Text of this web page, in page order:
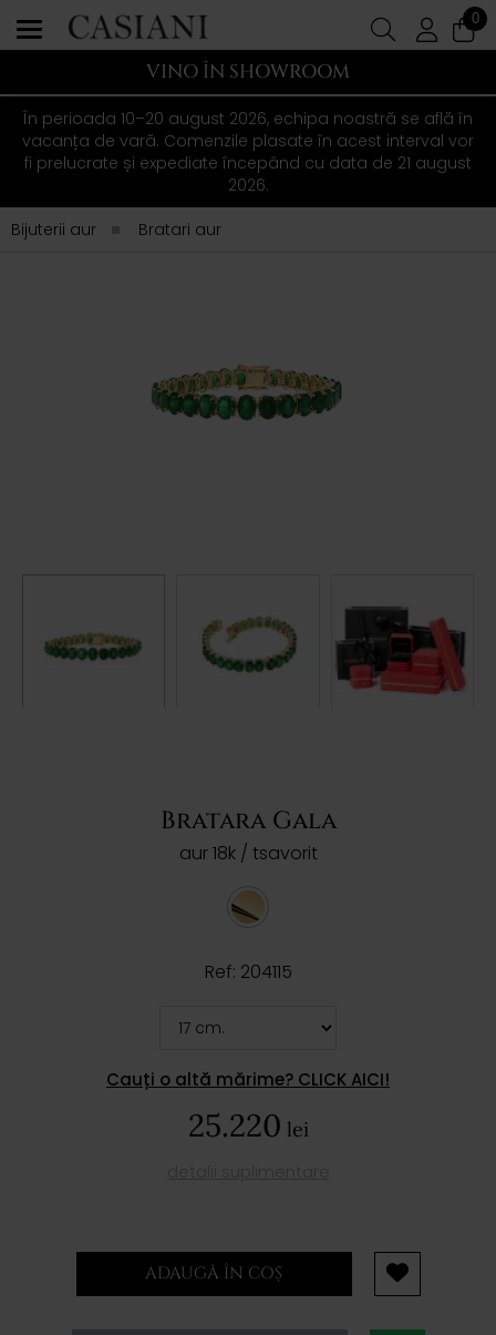
0
VINO ÎN SHOWROOM
În perioada 10–20 august 2026, echipa noastră se află în
vacanța de vară. Comenzile plasate în acest interval vor
fi prelucrate și expediate începând cu data de 21 august
2026.
Bijuterii aur
Bratari aur
Bratara Gala
aur 18k / tsavorit
Ref: 204115
Cauți o altă mărime? CLICK AICI!
25.220 lei
ADAUGĂ ÎN COȘ